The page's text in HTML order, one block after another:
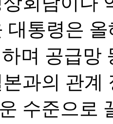
대통령은
며 공급망
과의 관계
수준으로